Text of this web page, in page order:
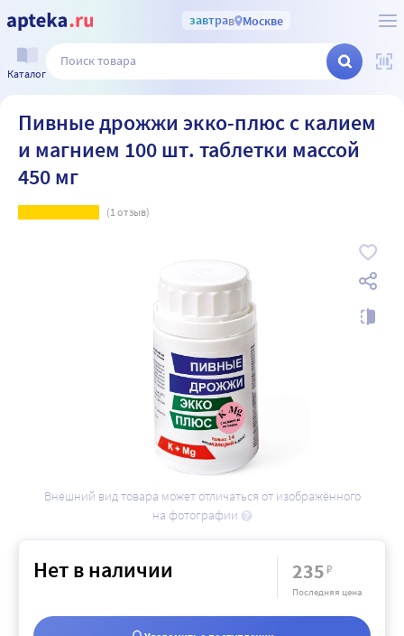
завтрав Москве
Каталог
Пивные дрожжи экко-плюс с калием
и магнием 100 шт. таблетки массой
450 мг
(1отзыв)
Внешний вид товара может отличаться от изображённого
на фотографии
Нет в наличии 235₽
Последняя цена